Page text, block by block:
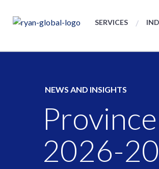
SERVICES
NEWS AND INSIGHTS
2026-